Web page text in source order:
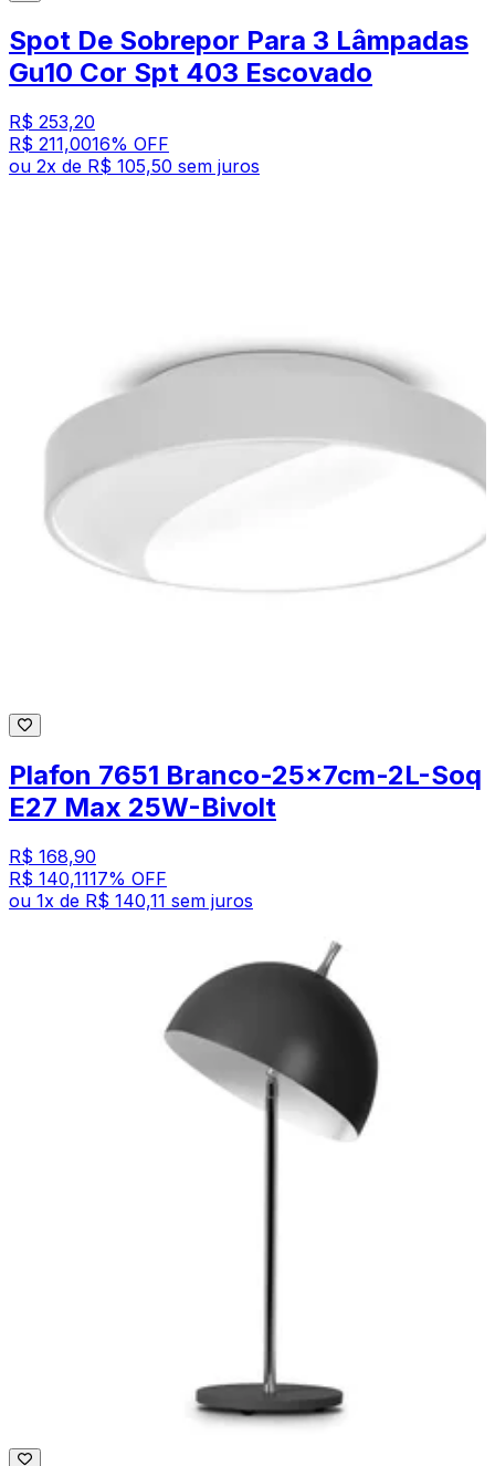
Spot De Sobrepor Para 3 Lâmpadas
Gu10 Cor Spt 403 Escovado
R$ 253,20
R$ 211,0016% OFF
ou 2x de R$ 105,50 sem juros
Plafon 7651 Branco-25x7cm-2L-Soq
E27 Max 25W-Bivolt
R$ 168,90
R$ 140,1117% OFF
ou 1x de R$ 140,11 sem juros